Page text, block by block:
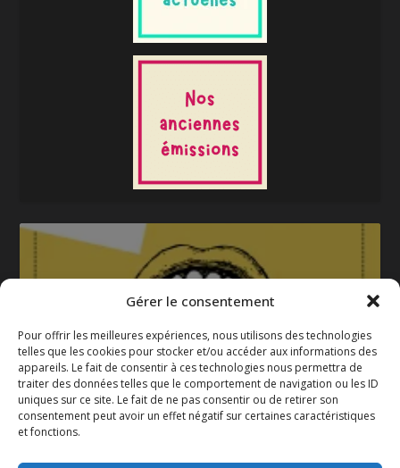
Gérer le consentement
Pour offrir les meilleures expériences, nous utilisons des technologies
telles que les cookies pour stocker et/ou accéder aux informations des
appareils. Le fait de consentir à ces technologies nous permettra de
traiter des données telles que le comportement de navigation ou les ID
uniques sur ce site. Le fait de ne pas consentir ou de retirer son
consentement peut avoir un effet négatif sur certaines caractéristiques
et fonctions.
La gazette 2025-2026